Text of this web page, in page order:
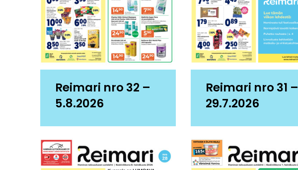
Reimari nro 32 –
5.8.2026
Reimari nro 31 –
29.7.2026